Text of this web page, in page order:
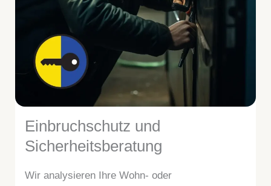
Einbruchschutz und
Sicherheitsberatung
Wir analysieren Ihre Wohn- oder